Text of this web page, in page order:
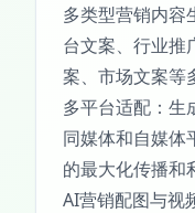
多类型营销内容
台文案、行业推
案、市场文案等
多平台适配：生
同媒体和自媒体
的最大化传播和
AI营销配图与视